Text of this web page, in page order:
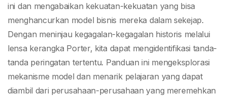
ini dan mengabaikan kekuatan-kekuatan yang bisa
menghancurkan model bisnis mereka dalam sekejap.
Dengan meninjau kegagalan-kegagalan historis melalui
lensa kerangka Porter, kita dapat mengidentifikasi tanda-
tanda peringatan tertentu. Panduan ini mengeksplorasi
mekanisme model dan menarik pelajaran yang dapat
diambil dari perusahaan-perusahaan yang meremehkan